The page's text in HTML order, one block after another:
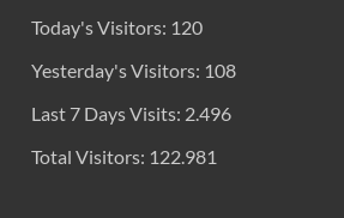
Today's Visitors: 120
Yesterday's Visitors: 108
Last 7 Days Visits: 2.496
Total Visitors: 122.981